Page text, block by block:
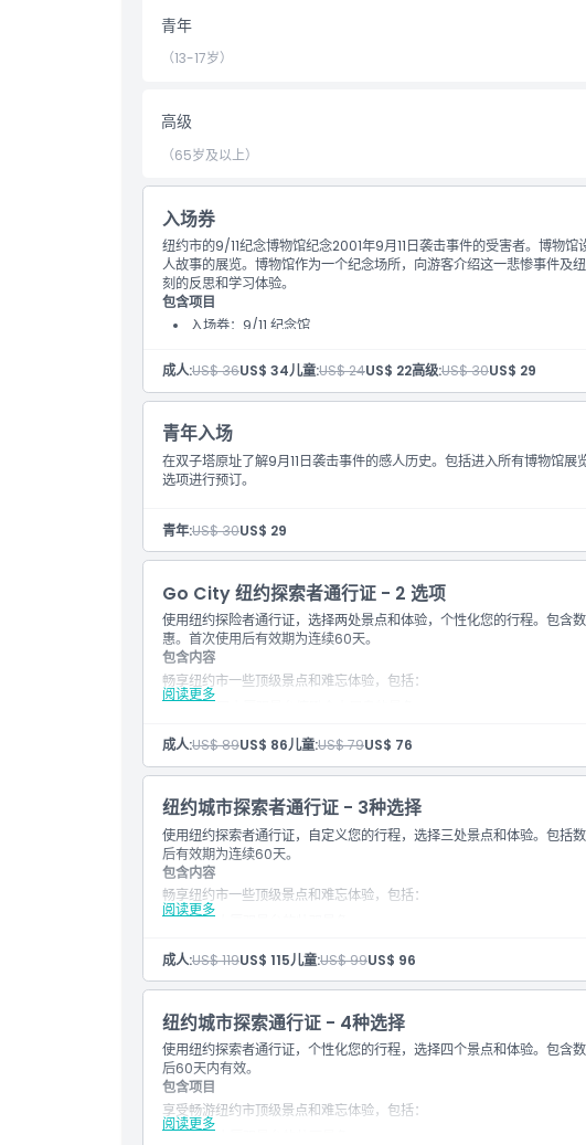
如何到达那里
取消政策
青年
（13-17岁）
高级
（65岁及以上）
入场券
纽约市的9/11纪念博物馆纪念2001年9月11日袭击事件的受害者。博物
人故事的展览。博物馆作为一个纪念场所，向游客介绍这一悲惨事件及
刻的反思和学习体验。
包含项目
入场券：9/11 纪念馆
参观展览和影片
成人:US$ 36US$ 34儿童:US$ 24US$ 22高级:US$ 30US$ 29
青年入场
在双子塔原址了解9月11日袭击事件的感人历史。包括进入所有博物馆
选项进行预订。
青年:US$ 30US$ 29
Go City 纽约探索者通行证 - 2 选项
使用纽约探险者通行证，选择两处景点和体验，个性化您的行程。包含
惠。首次使用后有效期为连续60天。
阅读更多
包含内容
畅享纽约市一些顶级景点和难忘体验，包括：
从帝国大厦观景台俯瞰令人屏息的景色
一号世界观景台，从自由塔眺望全景
乘坐风景优美的渡轮前往自由女神像和埃利斯岛
从洛克菲勒中心观景台欣赏标志性的天际线
美国自然历史博物馆的精彩展览
在杜莎夫人蜡像馆与栩栩如生的名人见面
在令人震撼的9/11纪念馆和博物馆中缅怀
在Circle Line的纽约最佳观光游船中环游曼哈顿
乘坐一日自由上下车巴士游，自由探索城市
成人:US$ 89US$ 86儿童:US$ 79US$ 76
纽约城市探索者通行证 - 3种选择
使用纽约探索者通行证，自定义您的行程，选择三处景点和体验。包括
后有效期为连续60天。
阅读更多
包含内容
畅享纽约市一些顶级景点和难忘体验，包括：
帝国大厦观景台的壮观景色
惊艳的Edge天空甲板，纽约市最高的户外平台之一
从洛克菲勒中心观景台俯瞰标志性天际线
美国自然历史博物馆的迷人展览
在杜莎夫人蜡像馆见到栩栩如生的名人
在强烈的9/11纪念馆和博物馆中沉思
乘坐Circle Line最佳纽约游览游船环游曼哈顿
成人:US$ 119US$ 115儿童:US$ 99US$ 96
纽约城市探索通行证 - 4种选择
使用纽约探索者通行证，个性化您的行程，选择四个景点和体验。包含
后60天内有效。
阅读更多
包含项目
享受畅游纽约市顶级景点和难忘体验，包括：
帝国大厦观景台的壮丽景色